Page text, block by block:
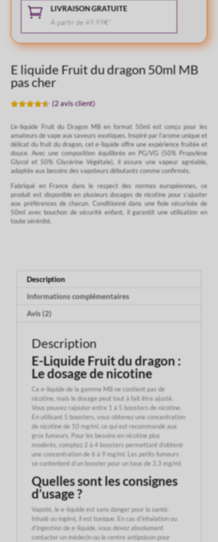
E liquide Fruit du dragon 50ml MB
pas cher
basé
sur
notations
client
(2avis client)
L’e-liquide Fruit du Dragon MB en format 50ml est conçu pour les
amateurs de vape aux saveurs exotiques. Inspiré par l’arome unique et
délicat du fruit du dragon, cet e-liquide offre une expérience fruitée et
douce. Avec une composition équilibrée en PG/VG (50% Propylène
Glycol et 50% Glycérine Végétale), il assure une vapeur agréable,
adaptée aux besoins des vapoteurs débutants comme confirmés.
Fabriqué en France dans le respect des normes européennes, ce
produit est disponible en plusieurs dosages de nicotine pour s’ajuster
aux préférences de chacun. Conditionné dans une fiole sécurisée de
50ml avec bouchon de sécurité enfant, il garantit une utilisation en
toute sérénité.
MB LIVRAISON GRATUITE
A partir de 49,99€*
Description
Informations complémentaires
Avis (2)
Description
E-Liquide Fruit du dragon :
Le dosage de nicotine
Ce e-liquide de la gamme MB ne contient pas de
nicotine, mais le dosage peut tout à fait être ajusté.
Vous pouvez rajouter entre 1 à 5 boosters de nicotine.
En utilisant 5 boosters, vous obtenez une concentration
de nicotine de 10 mg/ml, ce qui est recommandé aux
gros fumeurs. Pour les besoins en nicotine plus
modérés, comptez 2 à 4 boosters permettant d’obtenir
une concentration de 6 à 9 mg/ml. Les petits fumeurs
se contentent d’un booster pour un taux de 3,3 mg/ml.
Quelles sont les consignes
d’usage ?
Vapoté, le e-liquide est sans danger pour la santé.
Inhalé ou ingéré, il est toxique. En cas d’inhalation ou
d’ingestion de e-liquide, vous devez absolument
contacter un médecin ou le centre antipoison pour